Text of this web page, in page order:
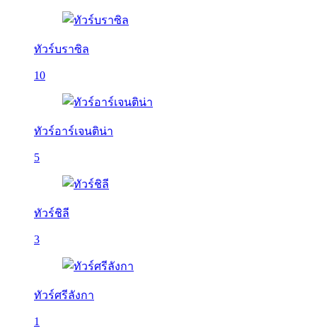
ทัวร์บราซิล
10
ทัวร์อาร์เจนติน่า
5
ทัวร์ชิลี
3
ทัวร์ศรีลังกา
1